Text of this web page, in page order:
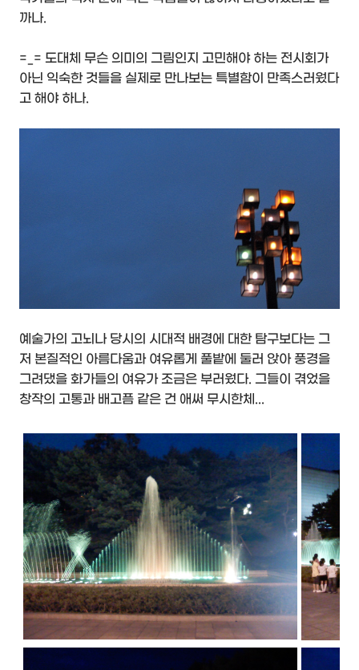
까나.
=_= 도대체 무슨 의미의 그림인지 고민해야 하는 전시회가
아닌 익숙한 것들을 실제로 만나보는 특별함이 만족스러웠다
고 해야 하나.
예술가의 고뇌나 당시의 시대적 배경에 대한 탐구보다는 그
저 본질적인 아름다움과 여유롭게 풀밭에 둘러 앉아 풍경을
그려댔을 화가들의 여유가 조금은 부러웠다. 그들이 겪었을
창작의 고통과 배고픔 같은 건 애써 무시한체...